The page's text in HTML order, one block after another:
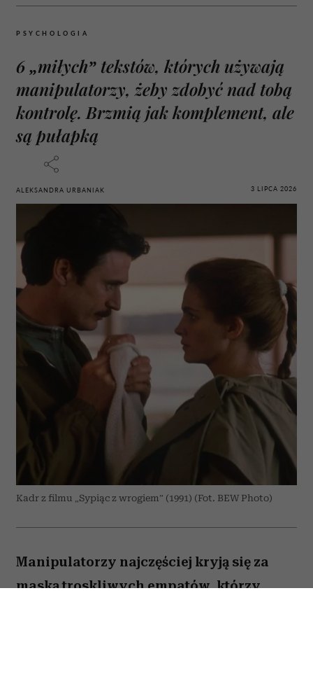
PSYCHOLOGIA
6 „miłych” tekstów, których używają
manipulatorzy, żeby zdobyć nad tobą
kontrolę. Brzmią jak komplement, ale
są pułapką
ALEKSANDRA URBANIAK 3 LIPCA 2026
Kadr z filmu „Sypiąc z wrogiem” (1991) (Fot. BEW Photo)
Manipulatorzy najczęściej kryją się za
maską troskliwych empatów, którzy